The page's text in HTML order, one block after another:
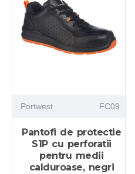
Portwest FC09
Pantofi de protectie
S1P cu perforatii
pentru medii
calduroase, negri